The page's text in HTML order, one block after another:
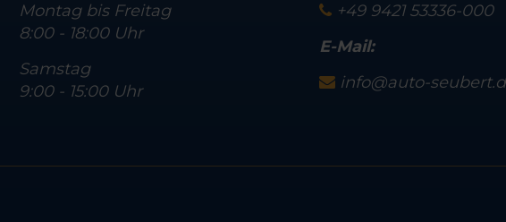
Montag bis Freitag
8:00 - 18:00 Uhr
Samstag
9:00 - 15:00 Uhr
+49 9421 53336-000
E-Mail:
info@auto-